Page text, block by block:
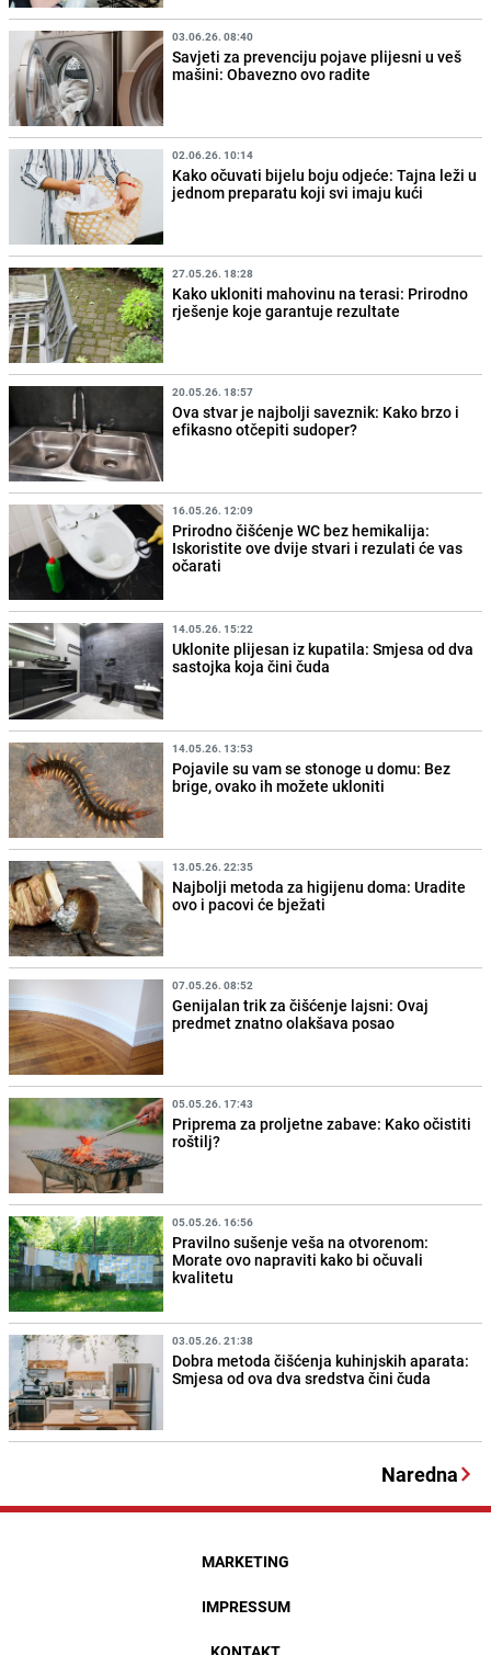
03.06.26. 08:40
Savjeti za prevenciju pojave plijesni u veš
mašini: Obavezno ovo radite
02.06.26. 10:14
Kako očuvati bijelu boju odjeće: Tajna leži u
jednom preparatu koji svi imaju kući
27.05.26. 18:28
Kako ukloniti mahovinu na terasi: Prirodno
rješenje koje garantuje rezultate
20.05.26. 18:57
Ova stvar je najbolji saveznik: Kako brzo i
efikasno otčepiti sudoper?
16.05.26. 12:09
Prirodno čišćenje WC bez hemikalija:
Iskoristite ove dvije stvari i rezulati će vas
očarati
14.05.26. 15:22
Uklonite plijesan iz kupatila: Smjesa od dva
sastojka koja čini čuda
14.05.26. 13:53
Pojavile su vam se stonoge u domu: Bez
brige, ovako ih možete ukloniti
13.05.26. 22:35
Najbolji metoda za higijenu doma: Uradite
ovo i pacovi će bježati
07.05.26. 08:52
Genijalan trik za čišćenje lajsni: Ovaj
predmet znatno olakšava posao
05.05.26. 17:43
Priprema za proljetne zabave: Kako očistiti
roštilj?
05.05.26. 16:56
Pravilno sušenje veša na otvorenom:
Morate ovo napraviti kako bi očuvali
kvalitetu
03.05.26. 21:38
Dobra metoda čišćenja kuhinjskih aparata:
Smjesa od ova dva sredstva čini čuda
Naredna
MARKETING
IMPRESSUM